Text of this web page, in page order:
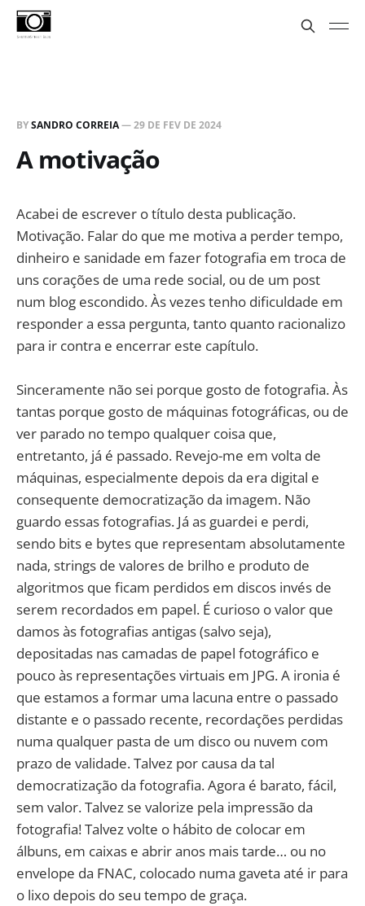
BYSANDRO CORREIA—29 DE FEV DE 2024
A motivação
Acabei de escrever o título desta publicação.
Motivação. Falar do que me motiva a perder tempo,
dinheiro e sanidade em fazer fotografia em troca de
uns corações de uma rede social, ou de um post
num blog escondido. Às vezes tenho dificuldade em
responder a essa pergunta, tanto quanto racionalizo
para ir contra e encerrar este capítulo.
Sinceramente não sei porque gosto de fotografia. Às
tantas porque gosto de máquinas fotográficas, ou de
ver parado no tempo qualquer coisa que,
entretanto, já é passado. Revejo-me em volta de
máquinas, especialmente depois da era digital e
consequente democratização da imagem. Não
guardo essas fotografias. Já as guardei e perdi,
sendo bits e bytes que representam absolutamente
nada, strings de valores de brilho e produto de
algoritmos que ficam perdidos em discos invés de
serem recordados em papel. É curioso o valor que
damos às fotografias antigas (salvo seja),
depositadas nas camadas de papel fotográfico e
pouco às representações virtuais em JPG. A ironia é
que estamos a formar uma lacuna entre o passado
distante e o passado recente, recordações perdidas
numa qualquer pasta de um disco ou nuvem com
prazo de validade. Talvez por causa da tal
democratização da fotografia. Agora é barato, fácil,
sem valor. Talvez se valorize pela impressão da
fotografia! Talvez volte o hábito de colocar em
álbuns, em caixas e abrir anos mais tarde… ou no
envelope da FNAC, colocado numa gaveta até ir para
o lixo depois do seu tempo de graça.